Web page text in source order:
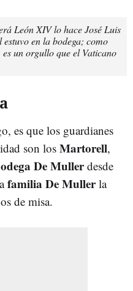
León XIV lo hace José Luis
en la bodega; como
un orgullo que el Vaticano
es que los guardianes
son los Martorell,
De Mullerdesde
familia De Mullerla
de misa.